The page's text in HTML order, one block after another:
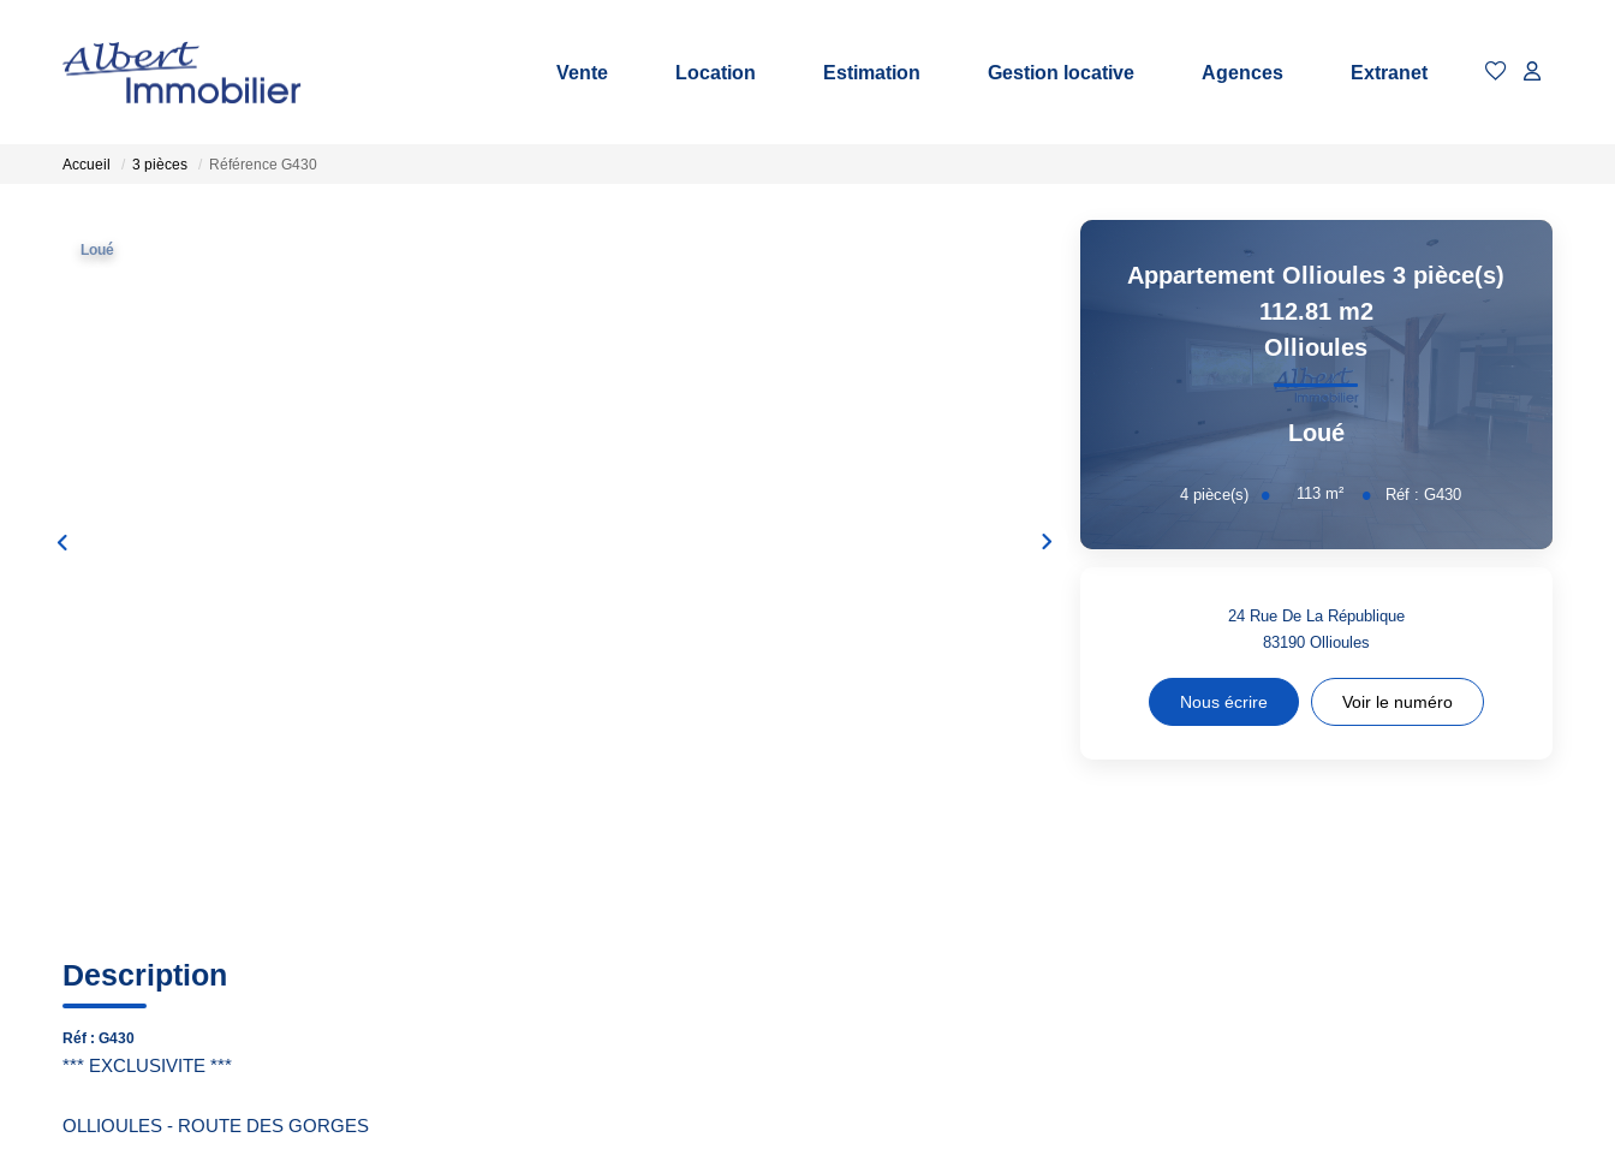
Vente Location Estimation Gestion locative Agences Extranet
Accueil 3 pièces Référence G430
Loué
Description
Réf : G430
*** EXCLUSIVITE ***
OLLIOULES - ROUTE DES GORGES
Appartement Ollioules 3 pièce(s)
112.81 m2
Ollioules
Loué
4pièce(s) 113 m² Réf :G430
24 Rue De La République
83190 Ollioules
Nous écrire Voir le numéro